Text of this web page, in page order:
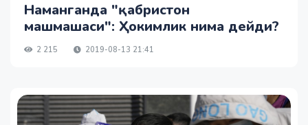
Наманганда "қабристон
машмашаси": Ҳокимлик нима дейди?
2 215 2019-08-13 21:41